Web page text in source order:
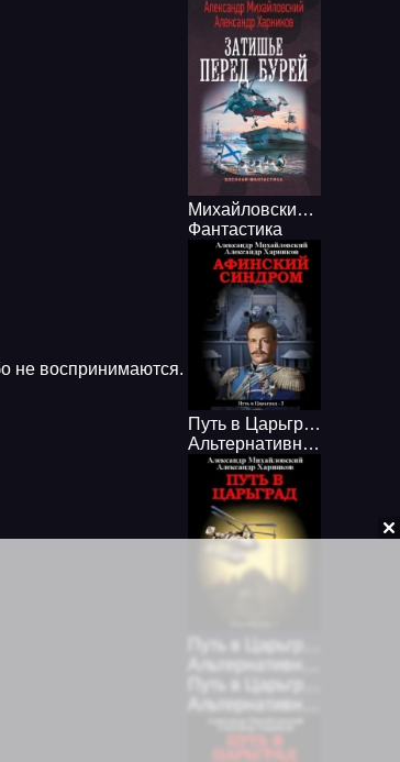
не воспринимаются.
Михайловский Александр, Харников Александр - Путь В Царьград 05, Затишье Перед Бурей
Фантастика
Путь в Царьград 2. Афинский синдром - Александр Михайловский, Александр Харников
Альтернативная история